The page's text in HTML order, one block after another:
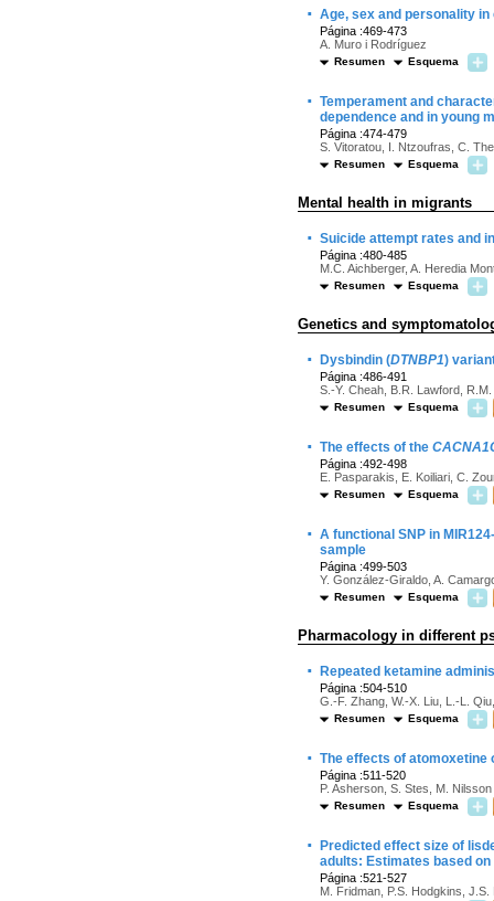
· Age, sex and personality
Página :469-473
A. Muro i Rodríguez
Resumen Esquema
· Temperament and
dependence and in young
Página :474-479
S. Vitoratou, I. Ntzoufras, C.
Resumen Esquema
Mental health in migrants
· Suicide attempt rates and
Página :480-485
M.C. Aichberger, A. Heredia
Resumen Esquema
Genetics and
· Dysbindin (DTNBP1)
Página :486-491
S.-Y. Cheah, B.R. Lawford,
Resumen Esquema
· The effects of the
Página :492-498
E. Pasparakis, E. Koiliari, C.
Resumen Esquema
· A functional SNP in
sample
Página :499-503
Y. González-Giraldo, A.
Resumen Esquema
Pharmacology in different
· Repeated ketamine
Página :504-510
G.-F. Zhang, W.-X. Liu, L.-L.
Resumen Esquema
· The effects of atomoxetine
Página :511-520
P. Asherson, S. Stes, M.
Resumen Esquema
·
Predicted effect size of
adults: Estimates based
Página :521-527
M. Fridman, P.S. Hodgkins, J.S.